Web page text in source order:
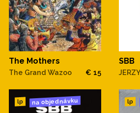
The Mothers
The Grand Wazoo € 15
SBB
lp na objednávku lp